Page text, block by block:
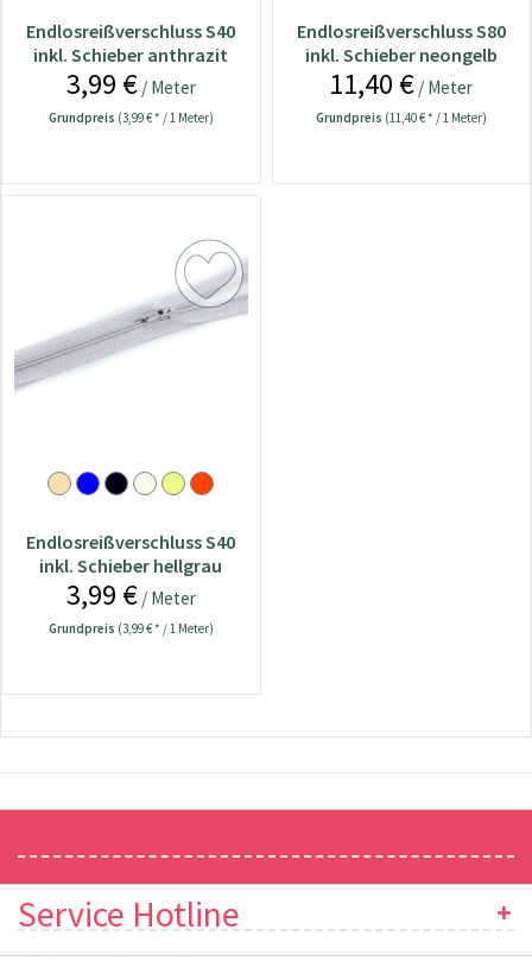
Endlosreißverschluss S40
inkl. Schieber anthrazit
3,99 €/ Meter
Grundpreis (3,99 € * / 1 Meter)
Endlosreißverschluss S80
inkl. Schieber neongelb
11,40 € / Meter
Grundpreis (11,40 € * / 1 Meter)
Endlosreißverschluss S40
inkl. Schieber hellgrau
3,99 €/ Meter
Grundpreis (3,99 € * / 1 Meter)
Service Hotline